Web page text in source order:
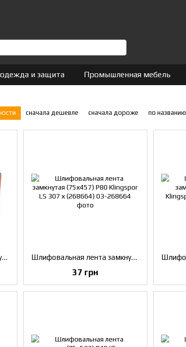
и защита Промышленная мебель
сначала дешевле сначала дороже по названию
Шлифовальная лента замкнутая (75х457) P60 Klingspor LS 307 х (268655) Шлифовальная лента замкнутая (75х457) P80 Klingspor LS 307 х (268664)
37 грн